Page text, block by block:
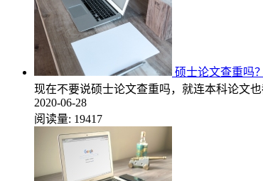
硕士论文查重吗
现在不要说硕士论文查重吗，就连本科论文
2020-06-28
阅读量: 19417